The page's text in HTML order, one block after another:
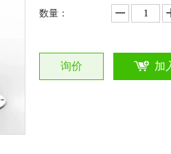
数量：
询价 加